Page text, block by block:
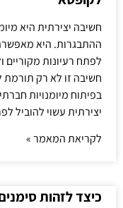
חשיבה יצירתית היא
ההתבגרות. היא
לפתח רעיונות
חשיבה זו לא רק
בפיתוח מיומנויות
יצירתית עשוי להוביל
לקריאת המאמר »
כיצד לזהות